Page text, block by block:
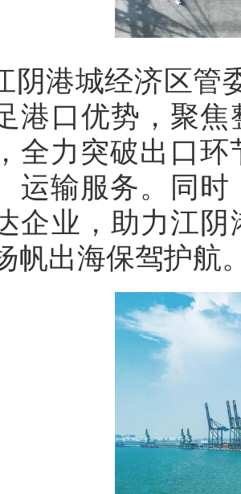
阴港城经济区管
港口优势，聚
全力突破出口
运输服务。同
企业，助力江阴
帆出海保驾护航